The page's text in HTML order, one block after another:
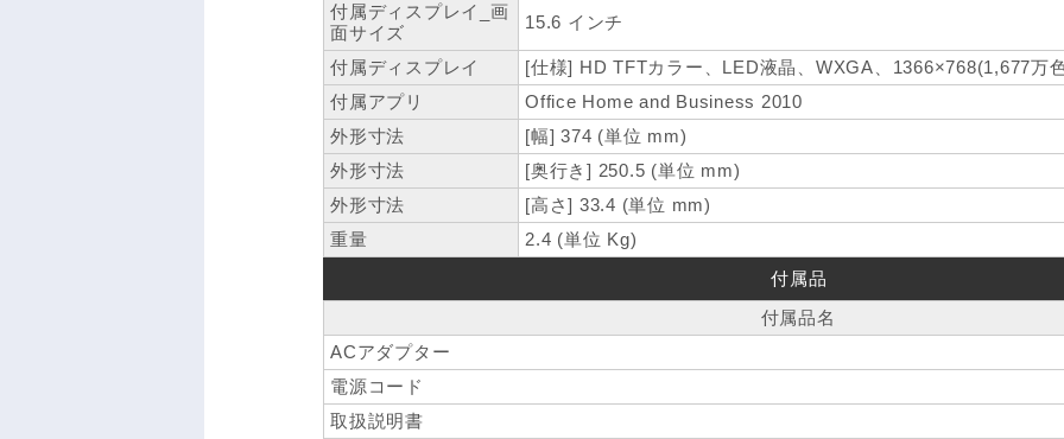
付属ディスプレイ_画
面サイズ
15.6 インチ
付属ディスプレイ
[仕様] HD TFTカラー、LED液晶、WXGA、1366×768(1,677万
付属アプリ
Office Home and Business 2010
外形寸法
[幅] 374 (単位 mm)
外形寸法
[奥行き] 250.5 (単位 mm)
外形寸法
[高さ] 33.4 (単位 mm)
重量
2.4 (単位 Kg)
付属品
付属品名
ACアダプター
電源コード
取扱説明書